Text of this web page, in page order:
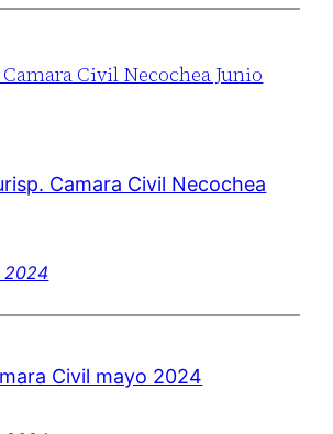
Civil Necochea Junio
Camara Civil Necochea
2024
Civil mayo 2024